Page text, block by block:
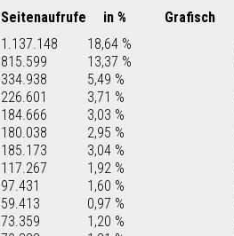
Seitenaufrufe in % Grafisch
1.137.148 18,64 %
815.599 13,37 %
334.938 5,49 %
226.601 3,71 %
184.666 3,03 %
180.038 2,95 %
185.173 3,04 %
117.267 1,92 %
97.431 1,60 %
59.413 0,97 %
73.359 1,20 %